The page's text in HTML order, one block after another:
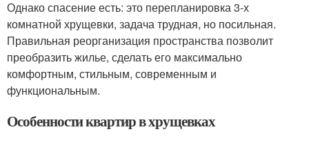
Однако спасение есть: это перепланировка 3-х
комнатной хрущевки, задача трудная, но посильная.
Правильная реорганизация пространства позволит
преобразить жилье, сделать его максимально
комфортным, стильным, современным и
функциональным.
Особенности квартир в хрущевках